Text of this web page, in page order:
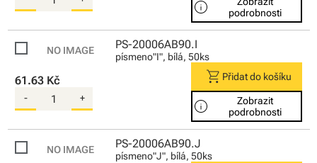
info
podrobnosti
PS-20006AB90.I
písmeno"I", bílá, 50ks
61.63 Kč
- +
shopping_cart Přidat do košíku
info
Zobrazit
podrobnosti
PS-20006AB90.J
písmeno"J", bílá, 50ks